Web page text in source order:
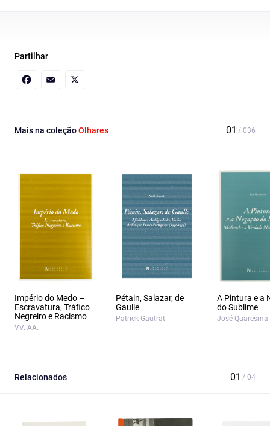
Partilhar
Mais na coleçãoOlhares
Império do Medo –
Escravatura, Tráfico
Negreiro e Racismo
VV. AA.
Pétain, Salazar, de
Gaulle
Patrick Gautrat
A Pintura e a
do Sublime
José Quaresma
Relacionados